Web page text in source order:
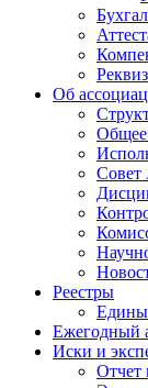
Об
Общее
Совет
Реестры
Ежегодный
Иски и
Отчет